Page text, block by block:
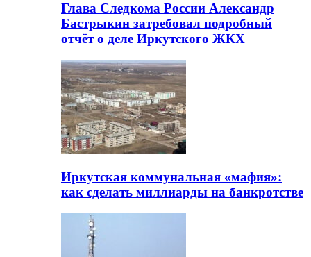
Глава Следкома России Александр
Бастрыкин затребовал подробный
отчёт о деле Иркутского ЖКХ
Иркутская коммунальная «мафия»:
как сделать миллиарды на банкротстве